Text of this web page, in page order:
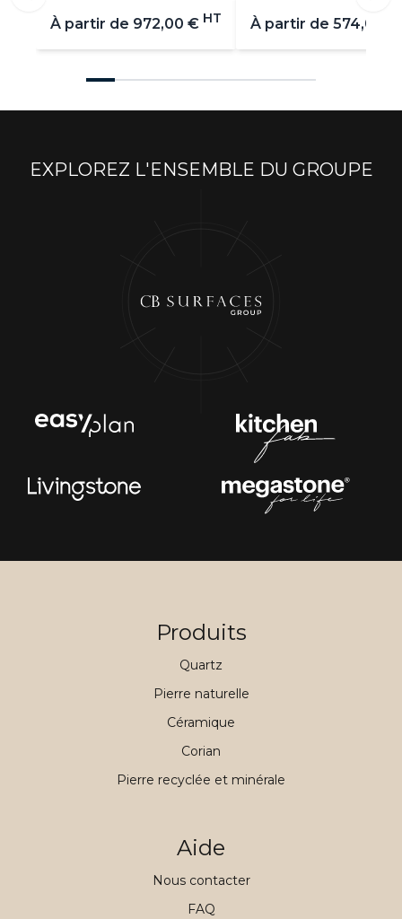
À partir de 972,00 € HT À partir de 574,00 €
EXPLOREZ L'ENSEMBLE DU GROUPE
Produits
Quartz
Pierre naturelle
Céramique
Corian
Pierre recyclée et minérale
Aide
Nous contacter
FAQ